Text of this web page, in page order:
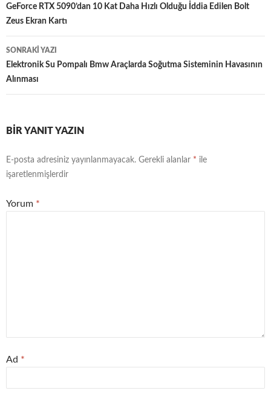
dolaşımı
GeForce RTX 5090’dan 10 Kat Daha Hızlı Olduğu İddia Edilen Bolt
Zeus Ekran Kartı
SONRAKI YAZI
Elektronik Su Pompalı Bmw Araçlarda Soğutma Sisteminin Havasının
Alınması
BIR YANIT YAZIN
E-posta adresiniz yayınlanmayacak. Gerekli alanlar * ile
işaretlenmişlerdir
Yorum *
Ad *